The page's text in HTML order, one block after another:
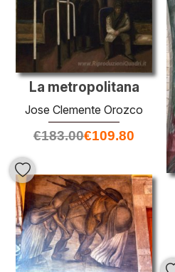
La metropolitana
Jose Clemente Orozco
€183.00€109.80